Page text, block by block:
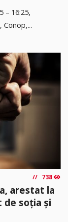
– 16:25,
Conop,...
738
arestat la
de soția și